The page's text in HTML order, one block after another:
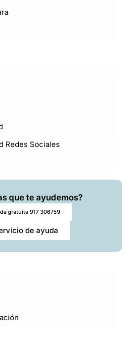
Redes Sociales
que te ayudemos?
gratuita 917 306759
de ayuda